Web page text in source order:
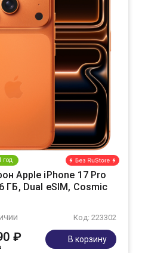
год
Apple iPhone 17 Pro
ГБ, Dual eSIM, Cosmic
Код: 223302
₽ В корзину